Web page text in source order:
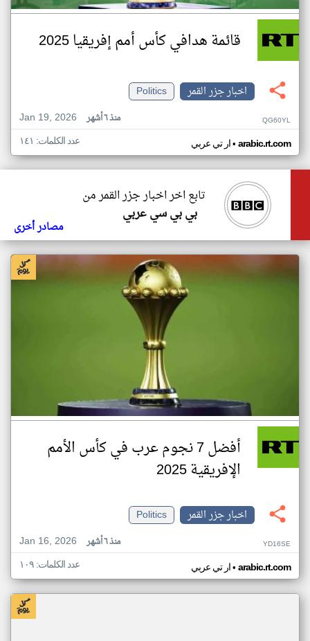
قائمة هدافي كأس أمم إفريقيا 2025
اخبار جزر القمر
Politics
Jan 19, 2026
منذ ٦ أشهر QG60YL
ار تي عربي• arabic.rt.com عدد الكلمات: ١٤١
تابع اخر اخبار جزر القمر من
بي بي سي عربي
مصادر أخرى
أفضل 7 نجوم عرب في كأس الأمم
الإفريقية 2025
اخبار جزر القمر
Politics
Jan 16, 2026
منذ ٦ أشهر YD16SE
ار تي عربي• arabic.rt.com عدد الكلمات: ١٠٩